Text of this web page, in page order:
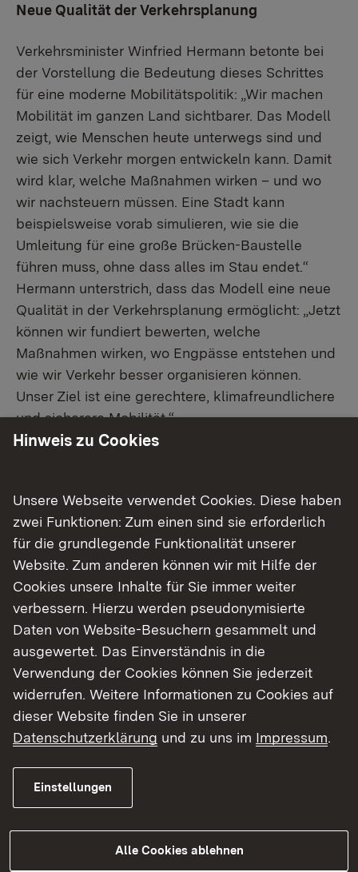
Neue Qualität der Verkehrsplanung
Verkehrsminister Winfried Hermann betonte bei
der Vorstellung die Bedeutung dieses Schrittes
für eine moderne Mobilitätspolitik: „Wir machen
Mobilität im ganzen Land sichtbarer. Das Modell
zeigt, wie Menschen heute unterwegs sind und
wie sich Verkehr morgen entwickeln kann. Damit
wird klar, welche Maßnahmen wirken – und wo
wir nachsteuern müssen. Eine Stadt kann
beispielsweise vorab simulieren, wie sie die
Umleitung für eine große Brücken-Baustelle
führen muss, ohne dass alles im Stau endet.“
Hermann unterstrich, dass das Modell eine neue
Qualität in der Verkehrsplanung ermöglicht: „Jetzt
können wir fundiert bewerten, welche
Maßnahmen wirken, wo Engpässe entstehen und
wie wir Verkehr besser organisieren können.
Unser Ziel ist eine gerechtere, klimafreundlichere
und sicherere Mobilität.“
Das Modell verknüpft erstmals Auto-, Bus-,
Bahn-, Rad- und Fußverkehr sowie den
Güterverkehr in einem einzigen digitalen System.
Es analysiert Verkehrsaufkommen, Emissionen,
Modal Split und Erreichbarkeiten und zeigt, wie
sich Maßnahmen oder neue Angebote auf das
Gesamtsystem auswirken. „In Zukunft müssen für
viele Projekte keine eigenen
Verkehrsuntersuchungen und keine eigenen
Verkehrsmodelle aufgebaut werden. Stattdessen
können Gutachten und Planungen direkt auf dem
Landesverkehrsmodell aufsetzen. Das spart Zeit
derselben Datengrundlage vergleichbar werden“,
Detailliertes Bild der Mobilität im ganzen Land
Hinweis zu Cookies
Unsere Webseite verwendet Cookies. Diese haben
zwei Funktionen: Zum einen sind sie erforderlich
für die grundlegende Funktionalität unserer
Website. Zum anderen können wir mit Hilfe der
Cookies unsere Inhalte für Sie immer weiter
verbessern. Hierzu werden pseudonymisierte
Daten von Website-Besuchern gesammelt und
ausgewertet. Das Einverständnis in die
Verwendung der Cookies können Sie jederzeit
widerrufen. Weitere Informationen zu Cookies auf
dieser Website finden Sie in unserer
Datenschutzerklärung und zu uns im Impressum.
Einstellungen
Alle Cookies ablehnen